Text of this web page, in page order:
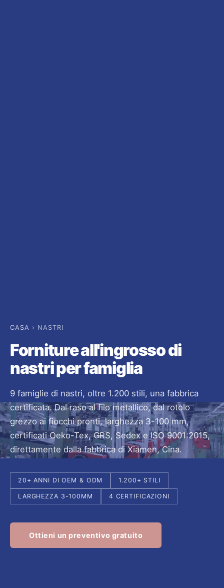
CASA › NASTRI
Forniture all'ingrosso di
nastri per famiglia
9 famiglie di nastri, oltre 1.200 stili, una fabbrica
certificata. Dal raso al filo metallico, dal rotolo
grezzo ai fiocchi pronti, larghezza 3-100 mm,
certificati Oeko-Tex, GRS, Sedex e ISO 9001:2015,
direttamente dalla fabbrica di Xiamen, Cina.
20+ ANNI DI OEM & ODM 1.200+ STILI
LARGHEZZA 3-100MM 4 CERTIFICAZIONI
Ottieni un preventivo gratuito